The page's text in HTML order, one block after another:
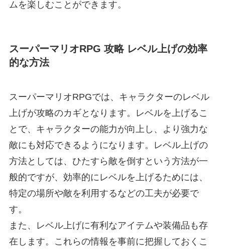
ムを楽しむことができます。
スーパーマリオRPG 攻略 レベル上げの効率
的な方法
スーパーマリオRPGでは、キャラクターのレベル
上げが攻略のカギとなります。レベルを上げるこ
とで、キャラクターの能力が向上し、より強力な
敵にも対応できるようになります。レベル上げの
方法としては、ひたすら敵を倒すという方法が一
般的ですが、効率的にレベルを上げるためには、
特定の場所や敵を利用するなどの工夫が必要で
す。
また、レベル上げに有利なアイテムや装備品も存
在します。これらの情報を事前に把握しておくこ